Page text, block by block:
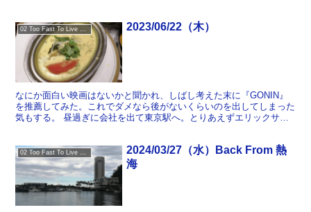
2023/06/22（木）
なにか面白い映画はないかと聞かれ、しばし考えた末に『GONIN』
を推薦してみた。これでダメなら後がないくらいのを出してしまった
気もする。 昼過ぎに会社を出て東京駅へ。とりあえずエリックサウ
2024/03/27（水）Back From 熱
海